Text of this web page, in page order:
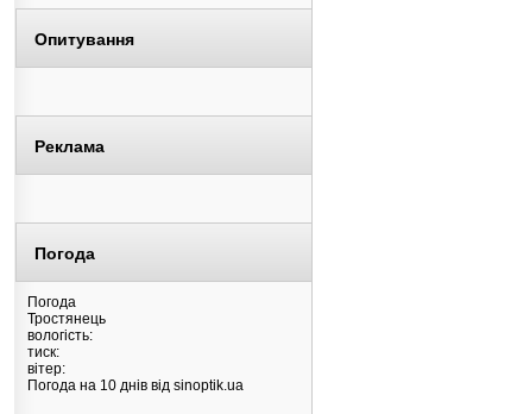
Опитування
Реклама
Погода
Погода
Тростянець
вологість:
тиск:
вітер:
Погода на 10 днів від sinoptik.ua